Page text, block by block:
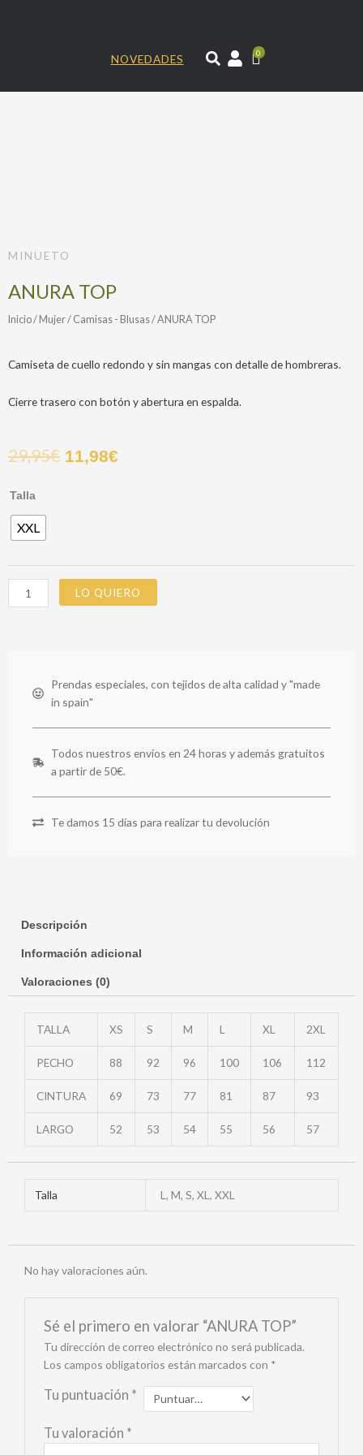
NOVEDADES
0
MINUETO
ANURA TOP
Inicio/ Mujer/ Camisas - Blusas/ ANURA TOP
Camiseta de cuello redondo y sin mangas con detalle de hombreras.
Cierre trasero con botón y abertura en espalda.
29,95€ 11,98€
Talla
XXL
ANURA
cantidad
LO QUIERO
Prendas especiales, con tejidos de alta calidad y "made
in spain"
Todos nuestros envíos en 24 horas y además gratuitos
a partir de 50€.
Te damos 15 días para realizar tu devolución
Descripción
Información adicional
Valoraciones (0)
TALLA XS S M L XL 2XL
PECHO 88 92 96 100 106 112
CINTURA 69 73 77 81 87 93
LARGO 52 53 54 55 56 57
Talla L, M, S, XL, XXL
No hay valoraciones aún.
Sé el primero en valorar “ANURA TOP”
Tu dirección de correo electrónico no será publicada.
Los campos obligatorios están marcados con *
Tu puntuación *
Tu valoración *